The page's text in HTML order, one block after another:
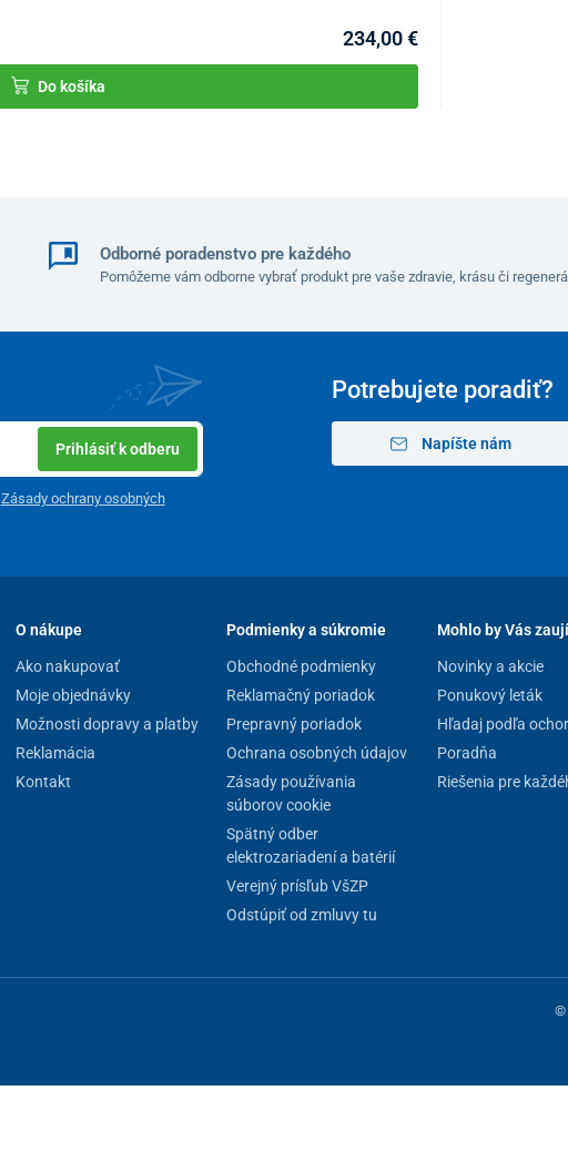
234,00 €
Do košíka
Odborné poradenstvo pre každého
Pomôžeme vám odborne vybrať produkt pre vaše zdravie, krásu či
Potrebujete poradiť?
Napíšte nám
Prihlásiť k odberu
Zásady ochrany osobných
O nákupe
Ako nakupovať
Moje objednávky
Možnosti dopravy a platby
Reklamácia
Kontakt
Podmienky a súkromie
Obchodné podmienky
Reklamačný poriadok
Prepravný poriadok
Ochrana osobných údajov
Zásady používania
súborov cookie
Spätný odber
elektrozariadení a batérií
Verejný prísľub VšZP
Odstúpiť od zmluvy tu
Mohlo by Vás
Novinky a akcie
Ponukový leták
Hľadaj podľa
Poradňa
Riešenia pre
©